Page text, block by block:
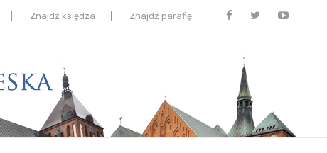
Znajdź księdza Znajdź parafię